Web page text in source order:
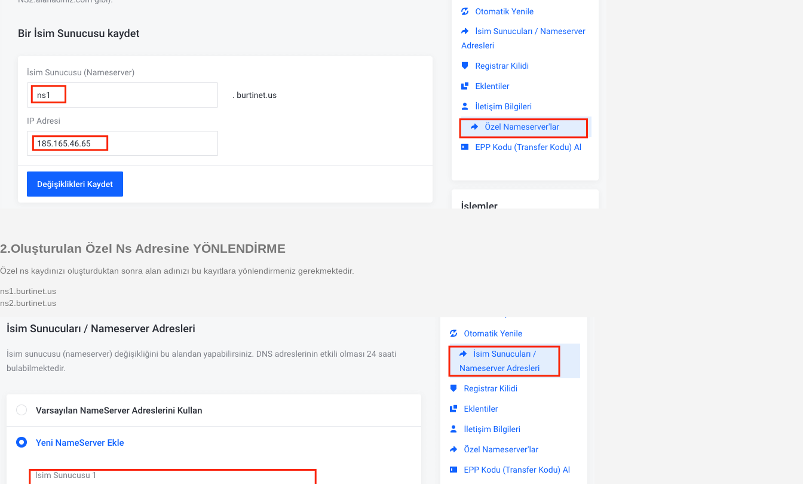
2.Oluşturulan Özel Ns Adresine YÖNLENDİRME
Özel ns kaydınızı oluşturduktan sonra alan adınızı bu kayıtlara yönlendirmeniz gerekmektedir.
ns1.burtinet.us
ns2.burtinet.us